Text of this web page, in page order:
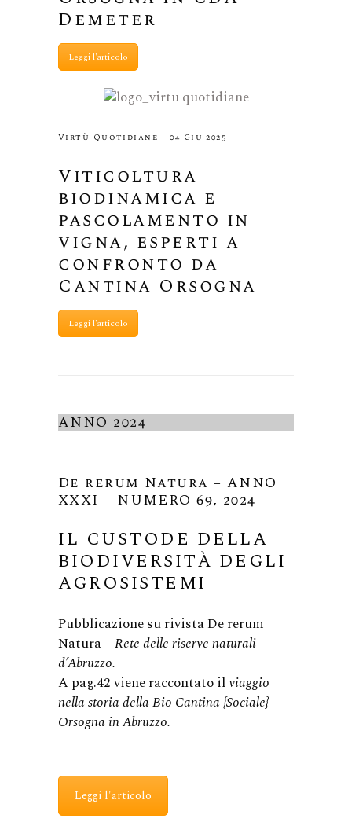
Demeter
Leggi l'articolo
Virtù Quotidiane – 04 Giu 2025
Viticoltura
biodinamica e
pascolamento in
vigna, esperti a
confronto da
Cantina Orsogna
Leggi l'articolo
ANNO 2024
De rerum Natura – ANNO
XXXI – NUMERO 69, 2024
IL CUSTODE DELLA
BIODIVERSITÀ DEGLI
AGROSISTEMI
Pubblicazione su rivista De rerum
Natura –Rete delle riserve naturali
d’Abruzzo.
A pag.42 viene raccontato ilviaggio
nella storia della Bio Cantina {Sociale}
Orsogna in Abruzzo.
Leggi l'articolo